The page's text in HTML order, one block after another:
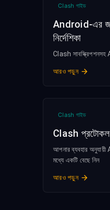
Clash গাইড
Android-এর
নির্দেশিকা
Clash
আরও পড়ুন
Clash গাইড
Clash প্রটোকল
আপনার ব্যবহার
মধ্যে একটি বেছে নিন
আরও পড়ুন